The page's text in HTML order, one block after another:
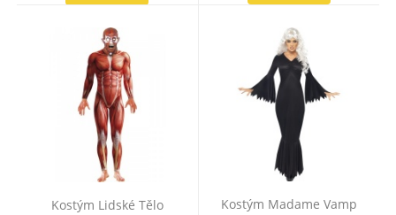
Kostým Lidské Tělo Kostým Madame Vamp